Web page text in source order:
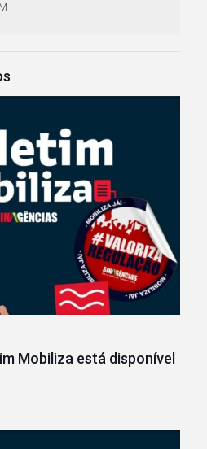
Mobiliza está disponível